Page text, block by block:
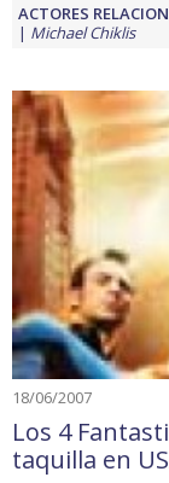
ACTORES
Michael Chiklis
18/06/2007
Los 4
taquilla en